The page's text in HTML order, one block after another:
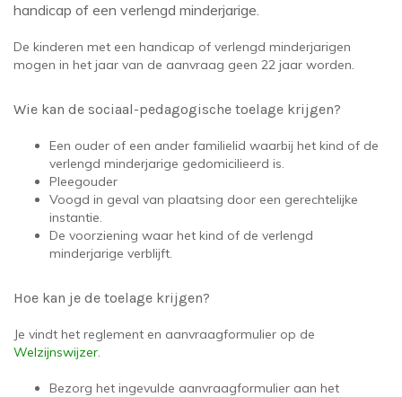
handicap of een verlengd minderjarige.
De kinderen met een handicap of verlengd minderjarigen
mogen in het jaar van de aanvraag geen 22 jaar worden.
Wie kan de sociaal-pedagogische toelage krijgen?
Een ouder of een ander familielid waarbij het kind of de
verlengd minderjarige gedomicilieerd is.
Pleegouder
Voogd in geval van plaatsing door een gerechtelijke
instantie.
De voorziening waar het kind of de verlengd
minderjarige verblijft.
Hoe kan je de toelage krijgen?
Je vindt het reglement en aanvraagformulier op de
Welzijnswijzer.
Bezorg het ingevulde aanvraagformulier aan het